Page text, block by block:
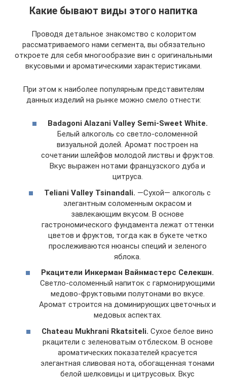
Какие бывают виды этого напитка
Проводя детальное знакомство с колоритом
рассматриваемого нами сегмента, вы обязательно
откроете для себя многообразие вин с оригинальными
вкусовыми и ароматическими характеристиками.
При этом к наиболее популярным представителям
данных изделий на рынке можно смело отнести:
Badagoni Alazani Valley Semi-Sweet White.
Белый алкоголь со светло-соломенной
визуальной долей. Аромат построен на
сочетании шлейфов молодой листвы и фруктов.
Вкус выражен нотами французского дуба и
цитруса.
Teliani Valley Tsinandali. —Сухой— алкоголь с
элегантным соломенным окрасом и
завлекающим вкусом. В основе
гастрономического фундамента лежат оттенки
цветов и фруктов, тогда как в букете четко
прослеживаются нюансы специй и зеленого
яблока.
Ркацители Инкерман Вайнмастерс Селекшн.
Светло-соломенный напиток с гармонирующими
медово-фруктовыми полутонами во вкусе.
Аромат строится на доминирующих цветочных и
медовых аспектах.
Chateau Mukhrani Rkatsiteli. Сухое белое вино
ркацители с зеленоватым отблеском. В основе
ароматических показателей красуется
элегантная сливовая нота, обогащенная тонами
белой шелковицы и цитрусовых. Вкус